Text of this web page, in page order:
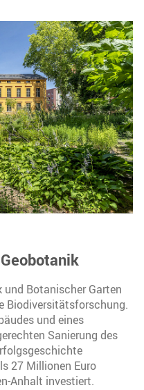
Botanischer Garten
Biodiversitätsforschung.
und eines
Sanierung des
27 Millionen Euro
Anhalt investiert.